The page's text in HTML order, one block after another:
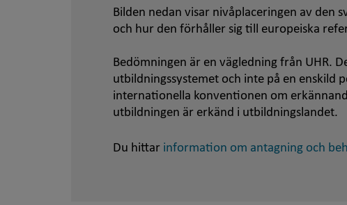
Bilden nedan visar nivåplaceringen av den
och hur den förhåller sig till europeiska
Bedömningen är en vägledning från UHR.
utbildningssystemet och inte på en enskild
internationella konventionen om
utbildningen är erkänd i utbildningslandet.
Du hittar information om antagning och